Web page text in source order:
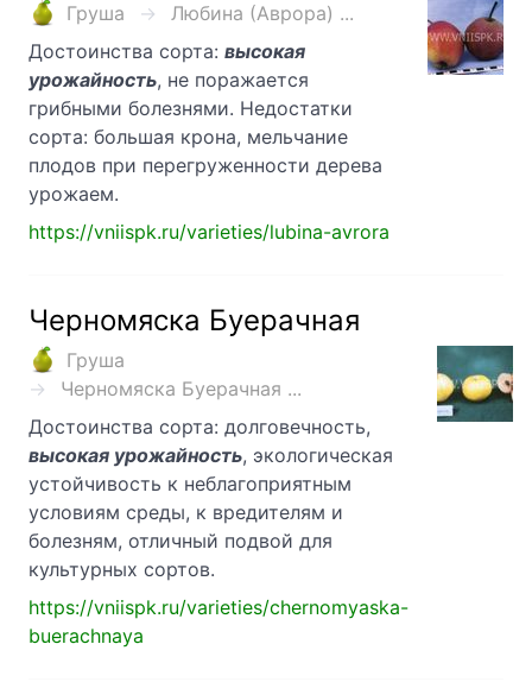
Груша
Любина (Аврора) ...
Достоинства сорта: высокая
урожайность, не поражается
грибными болезнями. Недостатки
сорта: большая крона, мельчание
плодов при перегружен­ности дерева
урожаем.
https://vniispk.ru/varieties/lubina-avrora
Черномяска Буерачная
Груша
Черномяска Буерачная ...
Достоинства сорта: долговечность,
высокая урожайность, экологическая
устойчивость к неблагоприятным
условиям среды, к вредителям и
болезням, отличный подвой для
культурных сортов.
https://vniispk.ru/varieties/chernomyaska-
buerachnaya